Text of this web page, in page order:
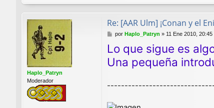
n
t
a
t
a
r
a
l
_
Haplo_Patryn
Moderador
Re: [AAR Ulm] ¡Conan y el
M
n
s
a
por Haplo_Patryn » 11 Ene 2010, 20:45
Lo que sigue es
Una pequeña